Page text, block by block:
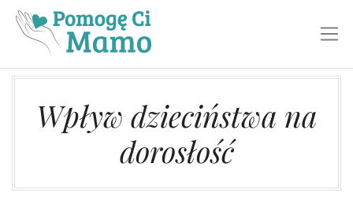
Wpływ dzieciństwa na
dorosłość